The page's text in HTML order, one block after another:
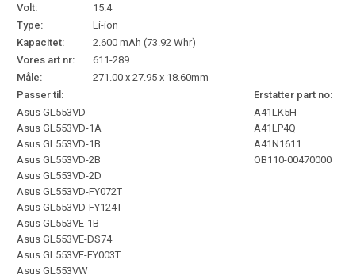
Volt:
15.4
Type:
Li-ion
Kapacitet:
2.600 mAh (73.92 Whr)
Vores art nr:
611-289
Måle:
271.00 x 27.95 x 18.60mm
Passer til:
Erstatter part no:
Asus GL553VD
Asus GL553VD-1A
Asus GL553VD-1B
Asus GL553VD-2B
Asus GL553VD-2D
Asus GL553VD-FY072T
Asus GL553VD-FY124T
Asus GL553VE-1B
Asus GL553VE-DS74
Asus GL553VE-FY003T
Asus GL553VW
A41LK5H
A41LP4Q
A41N1611
OB110-00470000